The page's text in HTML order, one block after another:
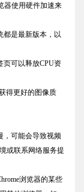
器使用硬件加速来
都是最新版本，以
页可以释放CPU资
得更好的图像质
，可能会导致视频
或联系网络服务提
浏览器的某些